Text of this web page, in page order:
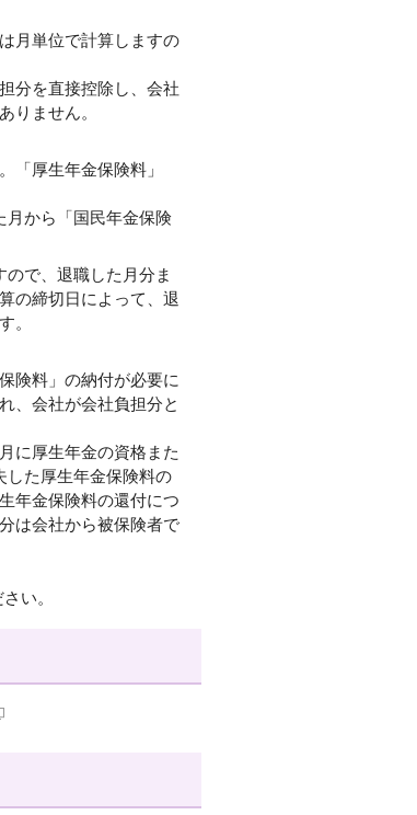
月単位で計算しますの
分を直接控除し、会社
りません。
「厚生年金保険料」
月から「国民年金保険
で、退職した月分ま
の締切日によって、退
。
険料」の納付が必要に
、会社が会社負担分と
に厚生年金の資格また
した厚生年金保険料の
年金保険料の還付につ
は会社から被保険者で
い。